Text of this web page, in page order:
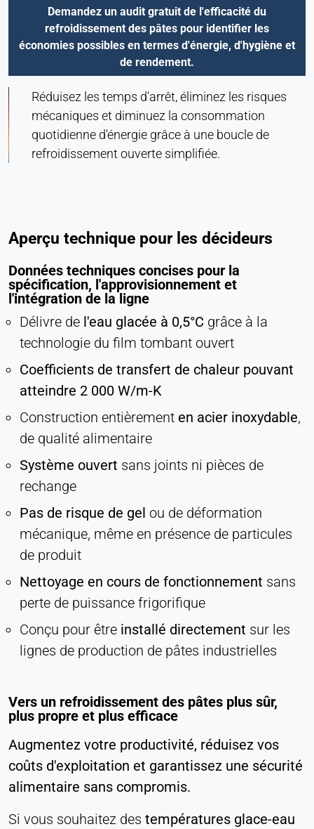
Demandez un audit gratuit de l'efficacité du
refroidissement des pâtes pour identifier les
économies possibles en termes d'énergie, d'hygiène et
de rendement.
Réduisez les temps d'arrêt, éliminez les risques
mécaniques et diminuez la consommation
quotidienne d'énergie grâce à une boucle de
refroidissement ouverte simplifiée.
Aperçu technique pour les décideurs
Données techniques concises pour la
spécification, l'approvisionnement et
l'intégration de la ligne
Délivre de l'eau glacée à 0,5°C grâce à la
technologie du film tombant ouvert
Coefficients de transfert de chaleur pouvant
atteindre 2 000 W/m-K
Construction entièrement en acier inoxydable,
de qualité alimentaire
Système ouvert sans joints ni pièces de
rechange
Pas de risque de gel ou de déformation
mécanique, même en présence de particules
de produit
Nettoyage en cours de fonctionnement sans
perte de puissance frigorifique
Conçu pour être installé directement sur les
lignes de production de pâtes industrielles
Vers un refroidissement des pâtes plus sûr,
plus propre et plus efficace
Augmentez votre productivité, réduisez vos
coûts d'exploitation et garantissez une sécurité
alimentaire sans compromis.
Si vous souhaitez des températures glace-eau